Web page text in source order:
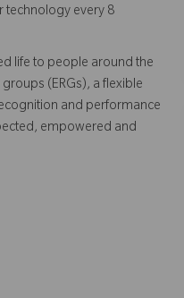
technology every 8
life to people around the
(ERGs), a flexible
and performance
empowered and